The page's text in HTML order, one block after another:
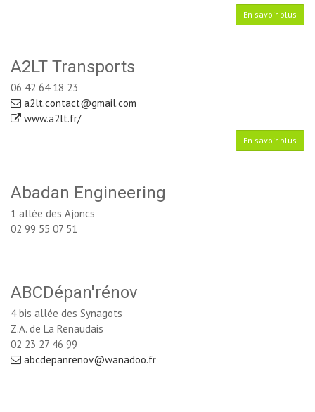
En savoir plus
A2LT Transports
06 42 64 18 23
a2lt.contact@gmail.com
www.a2lt.fr/
En savoir plus
Abadan Engineering
1 allée des Ajoncs
02 99 55 07 51
ABCDépan'rénov
4 bis allée des Synagots
Z.A. de La Renaudais
02 23 27 46 99
abcdepanrenov@wanadoo.fr